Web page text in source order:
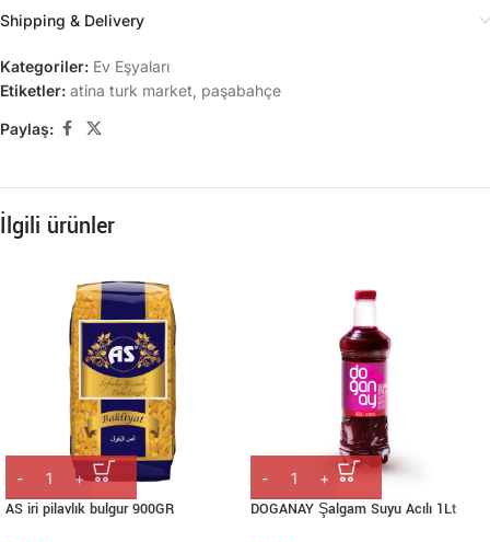
Shipping & Delivery
Kategoriler: Ev Eşyaları
Etiketler: atina turk market paşabahçe
Paylaş:
İlgili ürünler
AS iri pilavlık bulgur 900GR DOGANAY Şalgam Suyu Acılı 1Lt